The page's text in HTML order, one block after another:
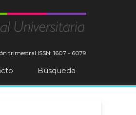
trimestral ISSN: 1607 - 6079
Búsqueda